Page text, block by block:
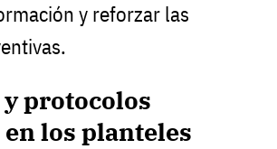
y reforzar las
protocolos
los planteles